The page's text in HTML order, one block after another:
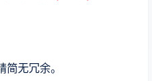
无冗余。